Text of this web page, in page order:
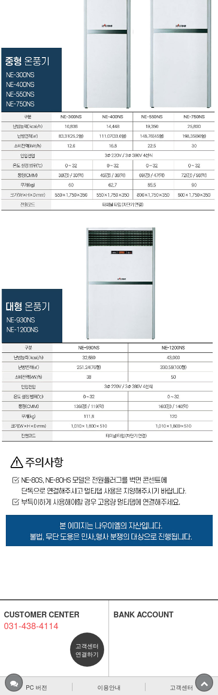
CUSTOMER CENTER
031-438-4114
고객센터
연결하기
BANK ACCOUNT
PC 버전 이용안내 고객센터